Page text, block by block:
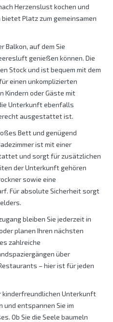
Herzenslust kochen und
Platz zum gemeinsamen
Balkon, auf dem Sie
genießen können. Die
Stock und ist bequem mit dem
einen unkomplizierten
Kindern oder Gäste mit
Unterkunft ebenfalls
ausgestattet ist.
Bett und genügend
ist mit einer
und sorgt für zusätzlichen
der Unterkunft gehören
sowie eine
Für absolute Sicherheit sorgt
bleiben Sie jederzeit in
planen Ihren nächsten
zahlreiche
über
– hier ist für jeden
kinderfreundlichen Unterkunft
und entspannen Sie im
Ob Sie die Seele baumeln